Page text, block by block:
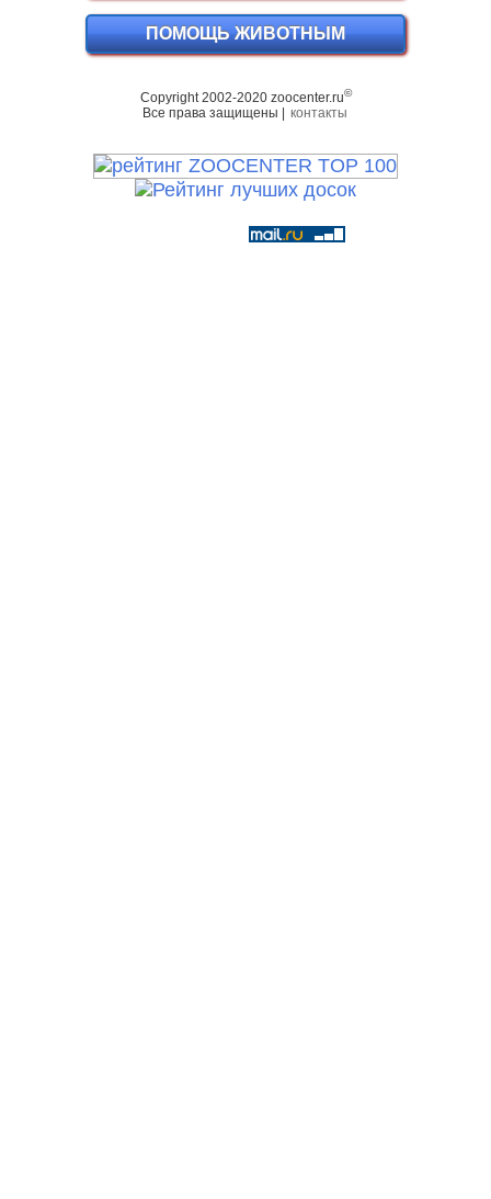
ПОМОЩЬ ЖИВОТНЫМ
Copyright 2002-2020 zoocenter.ru©
Все права защищены | контакты